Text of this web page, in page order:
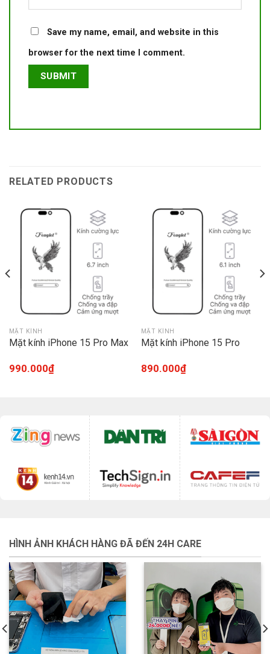
Save my name, email, and website in this
browser for the next time I comment.
RELATED PRODUCTS
MẶT KÍNH
Mặt kính iPhone 15 Pro Max
990.000₫
MẶT KÍNH
Mặt kính iPhone 15 Pro
890.000₫
HÌNH ẢNH KHÁCH HÀNG ĐÃ ĐẾN 24H CARE